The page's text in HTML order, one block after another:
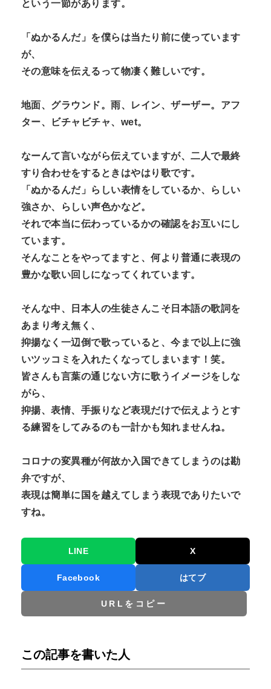
という一節があります。
「ぬかるんだ」を僕らは当たり前に使っています
が、
その意味を伝えるって物凄く難しいです。
地面、グラウンド。雨、レイン、ザーザー。アフ
ター、ビチャビチャ、wet。
なーんて言いながら伝えていますが、二人で最終
すり合わせをするときはやはり歌です。
「ぬかるんだ」らしい表情をしているか、らしい
強さか、らしい声色かなど。
それで本当に伝わっているかの確認をお互いにし
ています。
そんなことをやってますと、何より普通に表現の
豊かな歌い回しになってくれています。
そんな中、日本人の生徒さんこそ日本語の歌詞を
あまり考え無く、
抑揚なく一辺倒で歌っていると、今まで以上に強
いツッコミを入れたくなってしまいます！笑。
皆さんも言葉の通じない方に歌うイメージをしな
がら、
抑揚、表情、手振りなど表現だけで伝えようとす
る練習をしてみるのも一計かも知れませんね。
コロナの変異種が何故か入国できてしまうのは勘
弁ですが、
表現は簡単に国を越えてしまう表現でありたいで
すね。
LINE X
Facebook はてブ
URLをコピー
この記事を書いた人